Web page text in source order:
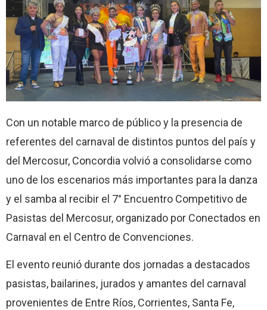
Con un notable marco de público y la presencia de
referentes del carnaval de distintos puntos del país y
del Mercosur, Concordia volvió a consolidarse como
uno de los escenarios más importantes para la danza
y el samba al recibir el 7° Encuentro Competitivo de
Pasistas del Mercosur, organizado por Conectados en
Carnaval en el Centro de Convenciones.
El evento reunió durante dos jornadas a destacados
pasistas, bailarines, jurados y amantes del carnaval
provenientes de Entre Ríos, Corrientes, Santa Fe,